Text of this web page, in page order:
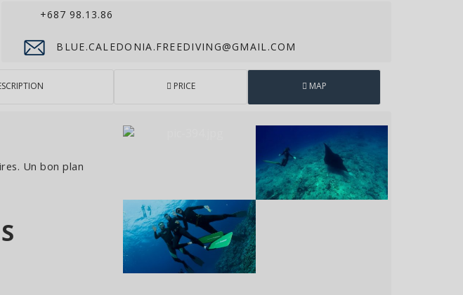
+687 98.13.86
BLUE.CALEDONIA.FREEDIVING@GMAIL.COM
PRICE MAP
Un bon plan